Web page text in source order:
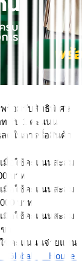
ร้อมรับสิทธิพิเศษ
รับ 1 คะแนน
ดในการซื้อสินค้า
อใช้คะแนนสะสม
บาท
อใช้คะแนนสะสม
บาท
อใช้คะแนนสะสม
คะแนนนจ่ายแทน
House